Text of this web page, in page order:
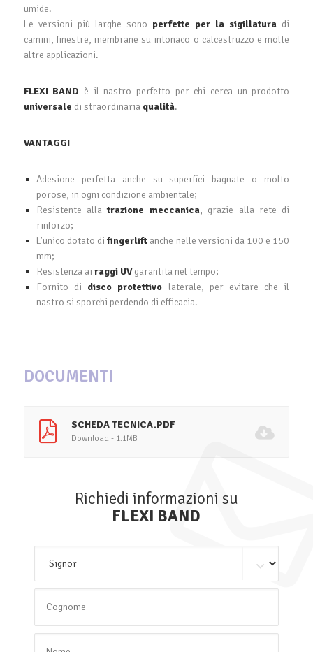
umide.
Le versioni più larghe sono perfette per la sigillatura di
camini, finestre, membrane su intonaco o calcestruzzo e molte
altre applicazioni.
FLEXI BAND è il nastro perfetto per chi cerca un prodotto
universale di straordinaria qualità.
VANTAGGI
Adesione perfetta anche su superfici bagnate o molto
porose, in ogni condizione ambientale;
Resistente allatrazione meccanica, grazie alla rete di
rinforzo;
L’unico dotato difingerlift anche nelle versioni da 100 e 150
mm;
Resistenza ai raggi UVgarantita nel tempo;
Fornito di disco protettivo laterale, per evitare che il
nastro si sporchi perdendo di efficacia.
DOCUMENTI
SCHEDA TECNICA.PDF
Download - 1.1MB
Richiedi informazioni su
FLEXI BAND